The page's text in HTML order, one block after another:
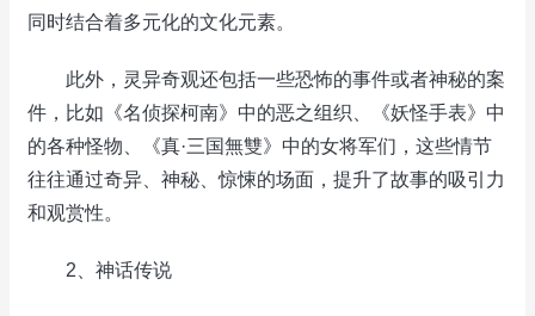
同时结合着多元化的文化元素。
此外，灵异奇观还包括一些恐怖的事件或者神秘的案
件，比如《名侦探柯南》中的恶之组织、《妖怪手表》中
的各种怪物、《真·三国無雙》中的女将军们，这些情节
往往通过奇异、神秘、惊悚的场面，提升了故事的吸引力
和观赏性。
2、神话传说